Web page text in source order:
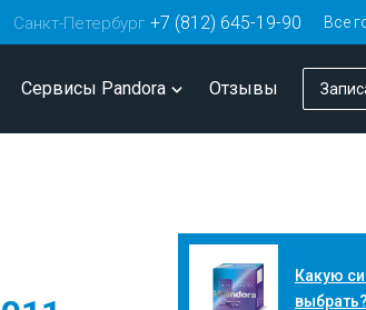
Санкт-Петербург +7 (812) 645-19-90 Все
Сервисы Pandora Отзывы
Какую
выбрать?